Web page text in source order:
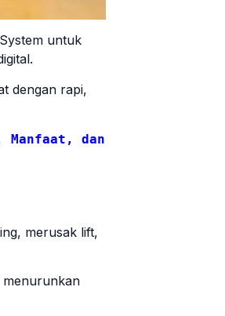
untuk
dengan rapi,
Manfaat, dan
merusak lift,
menurunkan